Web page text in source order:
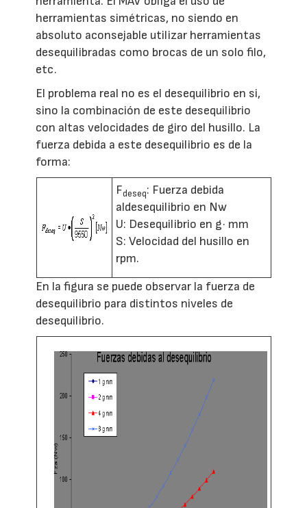
herramientas simétricas, no siendo en
absoluto aconsejable utilizar herramientas
desequilibradas como brocas de un solo filo,
etc.
El problema real no es el desequilibrio en si,
sino la combinación de este desequilibrio
con altas velocidades de giro del husillo. La
fuerza debida a este desequilibrio es de la
forma:
Fdeseq: Fuerza debida
aldesequilibrio en Nw
U: Desequilibrio en g· mm
S: Velocidad del husillo en
rpm.
En la figura se puede observar la fuerza de
desequilibrio para distintos niveles de
desequilibrio.